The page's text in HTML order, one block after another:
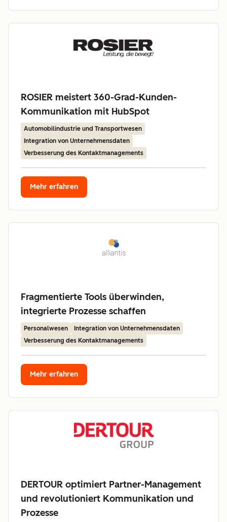
ROSIER meistert 360-Grad-Kunden-
Kommunikation mit HubSpot
Automobilindustrie und Transportwesen
Integration von Unternehmensdaten
Verbesserung des Kontaktmanagements
Mehr erfahren
Fragmentierte Tools überwinden,
integrierte Prozesse schaffen
Personalwesen
Integration von Unternehmensdaten
Verbesserung des Kontaktmanagements
Mehr erfahren
DERTOUR optimiert Partner-Management
und revolutioniert Kommunikation und
Prozesse